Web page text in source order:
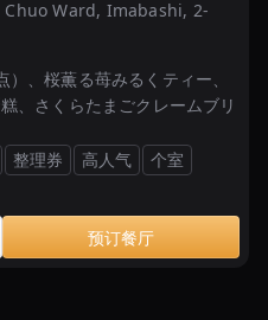
阪
野
帝
塚
山
【大
阪
Chuo Ward, Imabashi, 2-
、桜薫る苺みるくティー、
、さくらたまごクレームブリ
整理券 高人气
个室
预订餐厅